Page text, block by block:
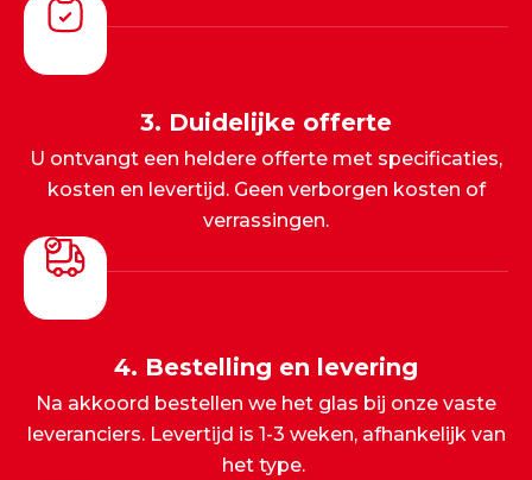
3. Duidelijke offerte
U ontvangt een heldere offerte met specificaties,
kosten en levertijd. Geen verborgen kosten of
verrassingen.
4. Bestelling en levering
Na akkoord bestellen we het glas bij onze vaste
leveranciers. Levertijd is 1-3 weken, afhankelijk van
het type.